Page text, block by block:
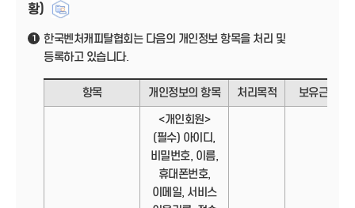
황)
1
한국벤처캐피탈협회는 다음의 개인정보 항목을 처리 및
등록하고 있습니다.
항목 개인정보의 항목 처리목적 보유근거
<개인회원>
(필수) 아이디,
비밀번호, 이름,
휴대폰번호,
이메일, 서비스